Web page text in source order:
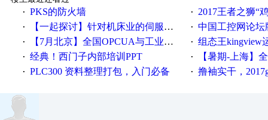
· PKS的防火墙 · 2017王者之狮“鸡”情签到
· 【一起探讨】针对机床业的伺服系统发展，您的期望是什么？ · 中国工控网论坛版
· 【7月北京】全国OPCUA与工业互联技术培训班通知！ · 组态王kingview
· 经典！西门子内部培训PPT · 【暑期-上海】全国工业
· PLC300 资料整理打包，入门必备 · 撸袖实干，2017gongkong®第